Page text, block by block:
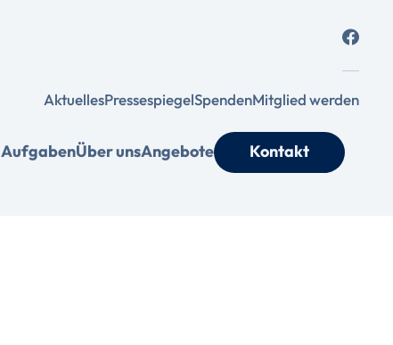
AktuellesPressespiegelSpendenMitglied werden
AufgabenÜber unsAngebote Kontakt